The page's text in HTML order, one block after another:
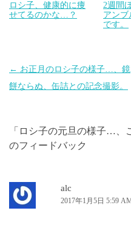
ロシ子、健康的に痩
せてるのかな…？
2週間
アンブ
です。
投
稿
ョ
ン
← お正月のロシ子の様子…、鏡
餅ならぬ、缶詰との記念撮影。
「 ロシ子の元旦の様子…、
のフィードバック
alc
2017年1月5日 5:59